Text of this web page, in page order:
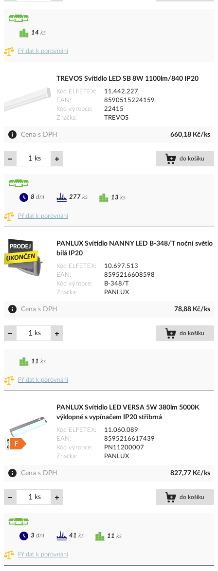
Přidat k porovnání
14 ks
TREVOS Svítidlo LED SB 8W 1100lm/840 IP20
Kód ELFETEX
11.442.227
EAN
8590515224159
Kód výrobce
22415
Značka
TREVOS
Cena s DPH 660,18 Kč/ks
ks do košíku
Přidat k porovnání
13 ks
8 dní 277 ks
PANLUX Svítidlo NANNY LED B-348/T noční světlo
bílá IP20
Kód ELFETEX
10.697.513
EAN
8595216608598
Kód výrobce
B-348/T
Značka
PANLUX
Cena s DPH 78,88 Kč/ks
ks do košíku
Přidat k porovnání
11 ks
PANLUX Svítidlo LED VERSA 5W 380lm 5000K
výklopné s vypínačem IP20 stříbrná
Kód ELFETEX
11.060.089
EAN
8595216617439
Kód výrobce
PN11200007
Značka
PANLUX
Cena s DPH 827,77 Kč/ks
ks do košíku
Přidat k porovnání
11 ks
3 dní 41 ks